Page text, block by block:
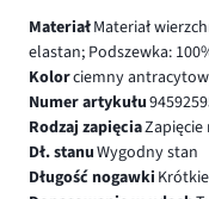
MateriałMateriał
elastan; Podszewka:
Kolorciemny
Numer artykułu
Rodzaj zapięciaZapięcie
Dł. stanuWygodny stan
Długość nogawki